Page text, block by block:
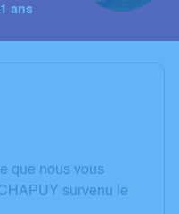
ans
que nous vous
survenu le